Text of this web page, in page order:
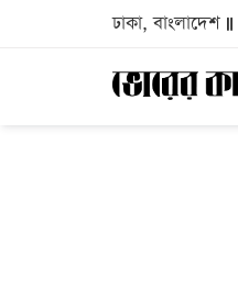
ঢাকা, বাংলাদেশ